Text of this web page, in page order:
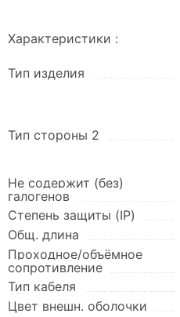
Характеристики :
Тип изделия
Тип стороны 2
Не содержит (без)
галогенов
Степень защиты (IP)
Общ. длина
Проходное/объёмное
сопротивление
Тип кабеля
Цвет внешн. оболочки